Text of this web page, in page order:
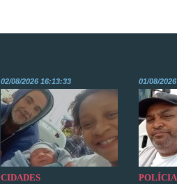
02/08/2026 16:13:33
CIDADES
01/08/
POLÍCIA